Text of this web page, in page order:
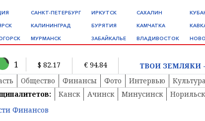
САНКТ-ПЕТЕРБУРГ
КАЛИНИНГРАД
МУРМАНСК
ИРКУТСК
БУРЯТИЯ
ЗАБАЙКАЛЬЕ
САХАЛИН
КАМЧАТКА
ВЛАДИВОСТОК
1 $ 82.17 € 94.84
ТВОИ ЗЕМЛЯКИ
Общество Финансы Фото Интервью Культура
Канск Ачинск Минусинск Норильск
Финансов